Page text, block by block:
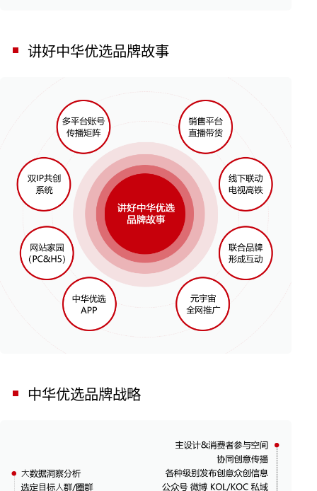
讲好中华优选品牌故事
中华优选品牌战略